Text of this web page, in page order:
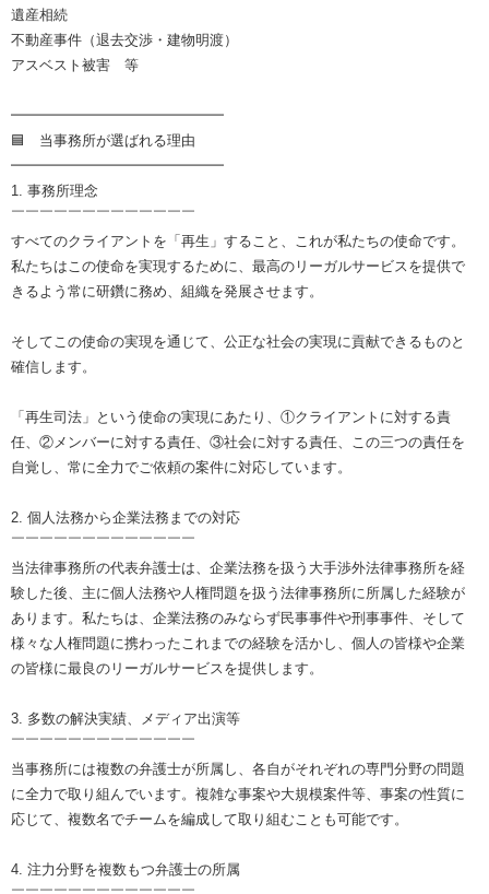
遺産相続
不動産事件（退去交渉・建物明渡）
アスベスト被害 等
━━━━━━━━━━━━━━━
🟦 当事務所が選ばれる理由
━━━━━━━━━━━━━━━
1. 事務所理念
￣￣￣￣￣￣￣￣￣￣￣￣￣
すべてのクライアントを「再生」すること、これが私たちの使命です。
私たちはこの使命を実現するために、最高のリーガルサービスを提供で
きるよう常に研鑽に務め、組織を発展させます。
そしてこの使命の実現を通じて、公正な社会の実現に貢献できるものと
確信します。
「再生司法」という使命の実現にあたり、①クライアントに対する責
任、②メンバーに対する責任、③社会に対する責任、この三つの責任を
自覚し、常に全力でご依頼の案件に対応しています。
2. 個人法務から企業法務までの対応
￣￣￣￣￣￣￣￣￣￣￣￣￣
当法律事務所の代表弁護士は、企業法務を扱う大手渉外法律事務所を経
験した後、主に個人法務や人権問題を扱う法律事務所に所属した経験が
あります。私たちは、企業法務のみならず民事事件や刑事事件、そして
様々な人権問題に携わったこれまでの経験を活かし、個人の皆様や企業
の皆様に最良のリーガルサービスを提供します。
3. 多数の解決実績、メディア出演等
￣￣￣￣￣￣￣￣￣￣￣￣￣
当事務所には複数の弁護士が所属し、各自がそれぞれの専門分野の問題
に全力で取り組んでいます。複雑な事案や大規模案件等、事案の性質に
応じて、複数名でチームを編成して取り組むことも可能です。
4. 注力分野を複数もつ弁護士の所属